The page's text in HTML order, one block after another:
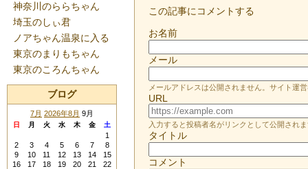
この記事にコメントする
お名前
メール
メールアドレスは公開されません。サイト運
URL
入力すると投稿者名がリンクとして公開され
タイトル
コメント
神奈川のららちゃん
埼玉のしぃ君
ノアちゃん温泉に入る
東京のまりもちゃん
東京のころんちゃん
ブログ
7月 2026年8月 9月
日 月 火 水 木 金 土
1
2
3 4 5 6 7
8
9
10 11 12 13 14
15
16
17 18 19 20 21
22